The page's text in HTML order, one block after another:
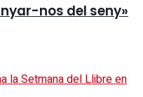
nos del seny»